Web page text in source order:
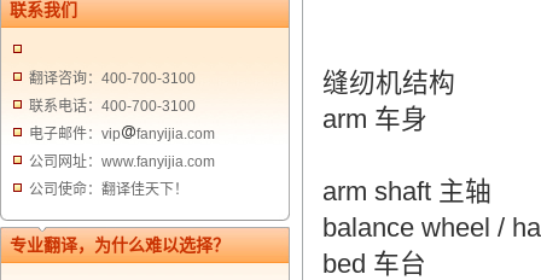
联系我们
翻译咨询：400-700-3100
联系电话：400-700-3100
电子邮件：vip
fanyijia.com
公司网址：www.fanyijia.com
公司使命：翻译佳天下！
专业翻译，为什么难以选择？
缝纫机结构
arm 车身
arm shaft 主轴
balance wheel /
bed 车台